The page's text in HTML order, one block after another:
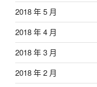
2018 年 5 月
2018 年 4 月
2018 年 3 月
2018 年 2 月